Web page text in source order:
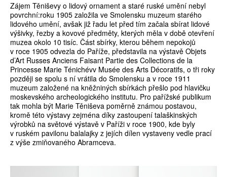
Zájem Těniševy o lidový ornament a staré ruské umění nebyl
povrchní:roku 1905 založila ve Smolensku muzeum starého
lidového umění, avšak již řadu let před tím začala sbírat lidové
výšivky, řezby a kovové předměty, kterých měla v době otevření
muzea okolo 10 tisíc. Část sbírky, kterou během nepokojů
v roce 1905 odvezla do Paříže, představila na výstavě Objets
d’Art Russes Anciens Faisant Partie des Collections de la
Princesse Marie Ténichévv Musée des Arts Décoratifs, o tři roky
později se spolu s ní vrátila do Smolensku a v roce 1911
muzeum založené na kněžniných sbírkách přešlo pod hlavičku
moskevského archeologického institutu. Pro pařížské publikum
tak mohla být Marie Těniševa poměrně známou postavou,
kromě této výstavy zejména díky zastoupení talaškinských
výrobků na světové výstavě v Paříži v roce 1900, kde byly
v ruském pavilonu balalajky z jejích dílen vystaveny vedle prací
z výše zmiňovaného Abramceva.